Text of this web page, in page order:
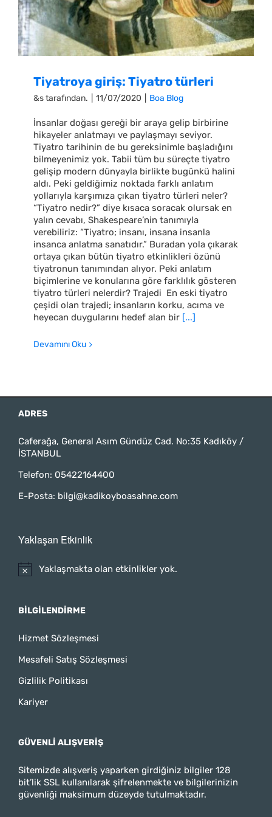
Tiyatroya giriş: Tiyatro türleri
&s tarafından. 11/07/2020 Boa Blog
İnsanlar doğası gereği bir araya gelip birbirine
hikayeler anlatmayı ve paylaşmayı seviyor.
Tiyatro tarihinin de bu gereksinimle başladığını
bilmeyenimiz yok. Tabii tüm bu süreçte tiyatro
gelişip modern dünyayla birlikte bugünkü halini
aldı. Peki geldiğimiz noktada farklı anlatım
yollarıyla karşımıza çıkan tiyatro türleri neler?
“Tiyatro nedir?” diye kısaca soracak olursak en
yalın cevabı, Shakespeare’nin tanımıyla
verebiliriz: “Tiyatro; insanı, insana insanla
insanca anlatma sanatıdır.” Buradan yola çıkarak
ortaya çıkan bütün tiyatro etkinlikleri özünü
tiyatronun tanımından alıyor. Peki anlatım
biçimlerine ve konularına göre farklılık gösteren
tiyatro türleri nelerdir? Trajedi En eski tiyatro
çeşidi olan trajedi; insanların korku, acıma ve
heyecan duygularını hedef alan bir [...]
Devamını Oku
ADRES
Caferağa, General Asım Gündüz Cad. No:35 Kadıköy /
İSTANBUL
Telefon: 05422164400
E-Posta: bilgi@kadikoyboasahne.com
Yaklaşan Etkinlik
Yaklaşmakta olan etkinlikler yok.
BILGILENDIRME
Hizmet Sözleşmesi
Mesafeli Satış Sözleşmesi
Gizlilik Politikası
Kariyer
GÜVENLI ALIŞVERIŞ
Sitemizde alışveriş yaparken girdiğiniz bilgiler 128
bit’lik SSL kullanılarak şifrelenmekte ve bilgilerinizin
güvenliği maksimum düzeyde tutulmaktadır.